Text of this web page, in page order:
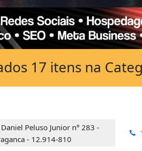
Peluso Junior n° 283 -
- 12.914-810
17 itens na